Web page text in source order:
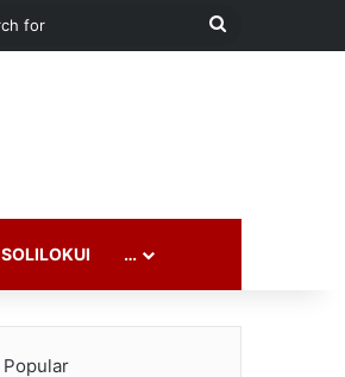
Search
SOLILOKUI …
Popular